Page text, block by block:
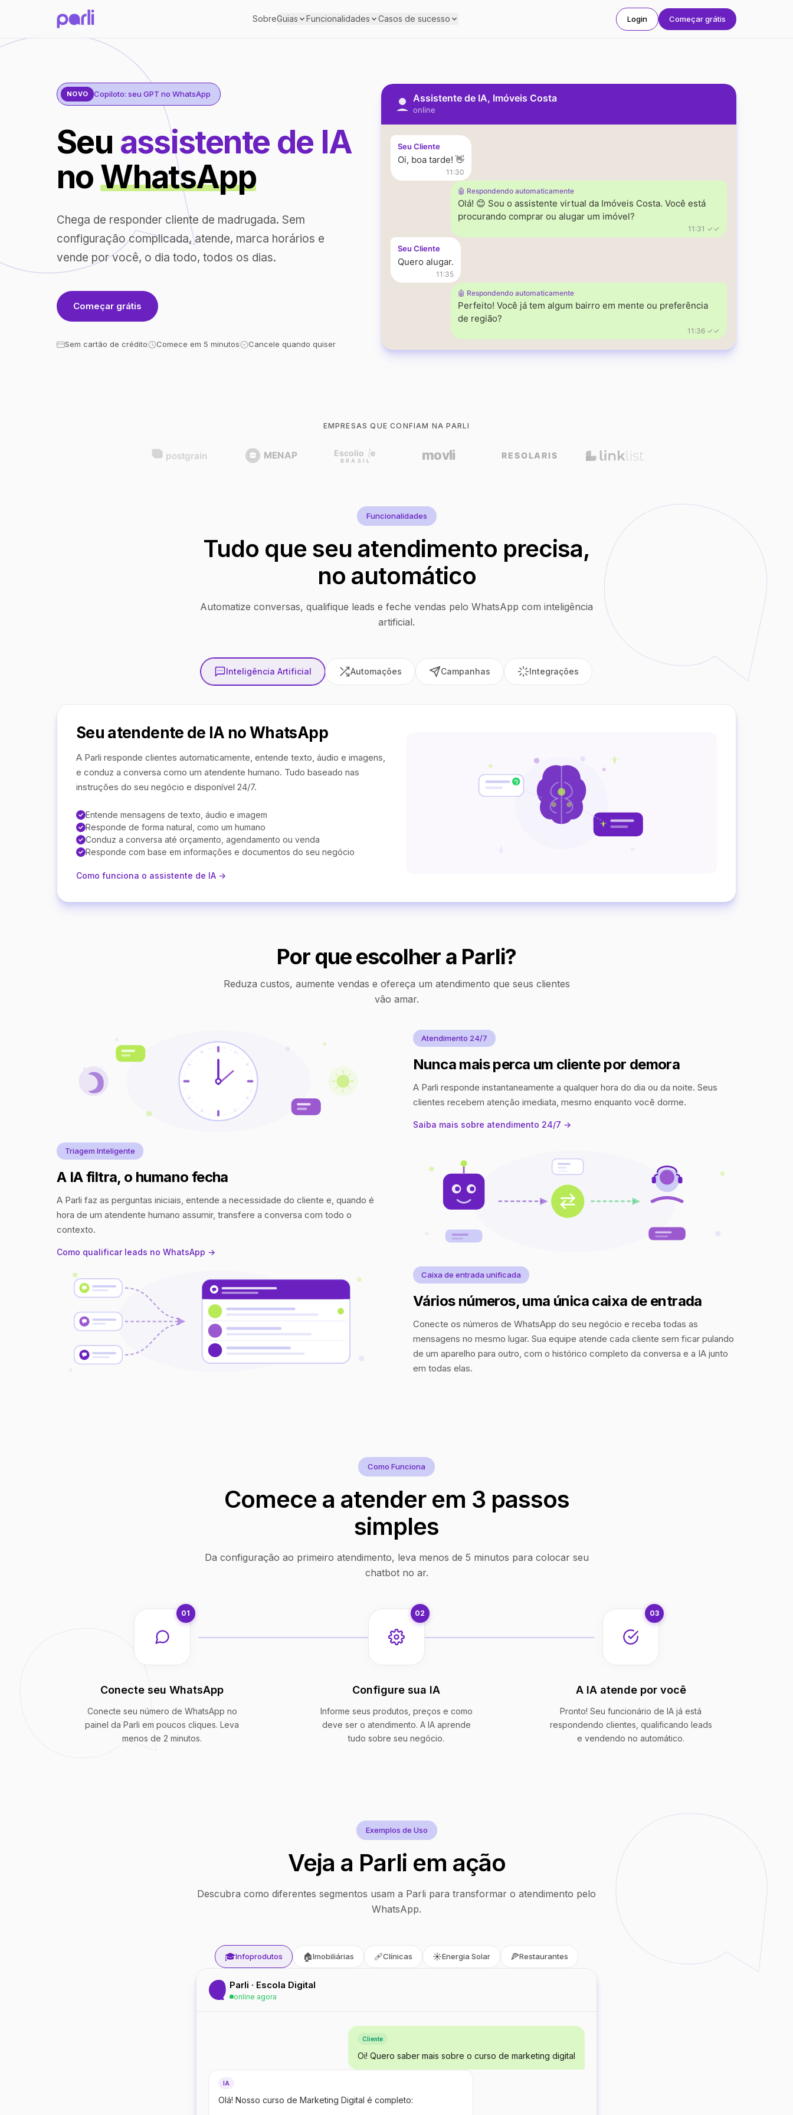
SobreGuias Funcionalidades Casos de sucesso Login Começar grátis
NOVO Copiloto: seu GPT no WhatsApp
Seu assistente de IA
noWhatsApp
Chega de responder cliente de madrugada. Sem
configuração complicada, atende, marca horários e
vende por você, o dia todo, todos os dias.
Começar grátis
Sem cartão de crédito Comece em 5 minutos Cancele quando quiser
Assistente de IA, Imóveis Costa
online
Seu Cliente
Oi, boa tarde! 👋
11:30
🤖 Respondendo automaticamente
Olá! 😊 Sou o assistente virtual da Imóveis Costa. Você está
procurando comprar ou alugar um imóvel?
11:31 ✓✓
Seu Cliente
Quero alugar.
11:35
🤖 Respondendo automaticamente
Perfeito! Você já tem algum bairro em mente ou preferência
de região?
11:36 ✓✓
EMPRESAS QUE CONFIAM NA PARLI
Funcionalidades
Tudo que seu atendimento precisa,
no automático
Automatize conversas, qualifique leads e feche vendas pelo WhatsApp com inteligência
artificial.
Inteligência Artificial Automações Campanhas Integrações
Seu atendente de IA no WhatsApp
A Parli responde clientes automaticamente, entende texto, áudio e imagens,
e conduz a conversa como um atendente humano. Tudo baseado nas
instruções do seu negócio e disponível 24/7.
Entende mensagens de texto, áudio e imagem
Responde de forma natural, como um humano
Conduz a conversa até orçamento, agendamento ou venda
Responde com base em informações e documentos do seu negócio
Como funciona o assistente de IA →
Por que escolher a Parli?
Reduza custos, aumente vendas e ofereça um atendimento que seus clientes
vão amar.
Atendimento 24/7
Nunca mais perca um cliente por demora
A Parli responde instantaneamente a qualquer hora do dia ou da noite. Seus
clientes recebem atenção imediata, mesmo enquanto você dorme.
Saiba mais sobre atendimento 24/7 →
Triagem Inteligente
A IA filtra, o humano fecha
A Parli faz as perguntas iniciais, entende a necessidade do cliente e, quando é
hora de um atendente humano assumir, transfere a conversa com todo o
contexto.
Como qualificar leads no WhatsApp →
Caixa de entrada unificada
Vários números, uma única caixa de entrada
Conecte os números de WhatsApp do seu negócio e receba todas as
mensagens no mesmo lugar. Sua equipe atende cada cliente sem ficar pulando
de um aparelho para outro, com o histórico completo da conversa e a IA junto
em todas elas.
Como Funciona
Comece a atender em 3 passos
simples
Da configuração ao primeiro atendimento, leva menos de 5 minutos para colocar seu
chatbot no ar.
01
Conecte seu WhatsApp
Conecte seu número de WhatsApp no
painel da Parli em poucos cliques. Leva
menos de 2 minutos.
02
Configure sua IA
Informe seus produtos, preços e como
deve ser o atendimento. A IA aprende
tudo sobre seu negócio.
03
A IA atende por você
Pronto! Seu funcionário de IA já está
respondendo clientes, qualificando leads
e vendendo no automático.
Exemplos de Uso
Veja a Parli em ação
Descubra como diferentes segmentos usam a Parli para transformar o atendimento pelo
WhatsApp.
🎓Infoprodutos 🏠Imobiliárias 🩹Clínicas ☀️Energia Solar 🍕Restaurantes
Parli · Escola Digital
online agora
Cliente
Oi! Quero saber mais sobre o curso de marketing digital
IA
Olá! Nosso curso de Marketing Digital é completo: